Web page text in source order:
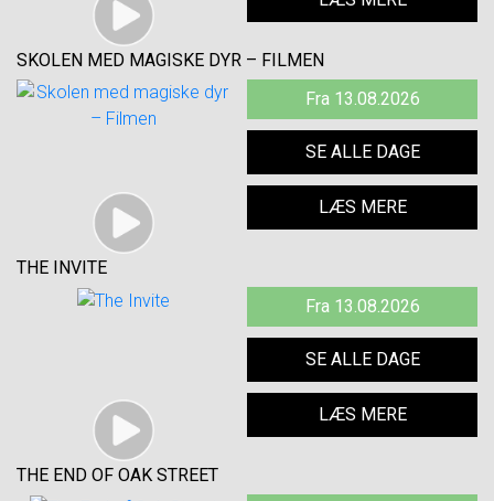
SKOLEN MED MAGISKE DYR – FILMEN
Fra 13.08.2026
SE ALLE DAGE
LÆS MERE
THE INVITE
Fra 13.08.2026
SE ALLE DAGE
LÆS MERE
THE END OF OAK STREET